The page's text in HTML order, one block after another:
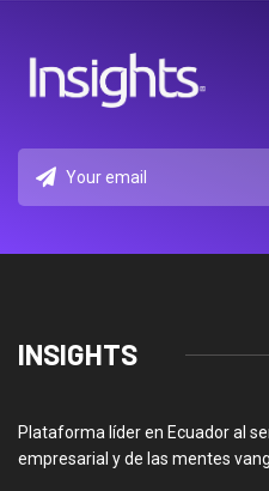
INSIGHTS
Plataforma líder en Ecuador al
empresarial y de las mentes